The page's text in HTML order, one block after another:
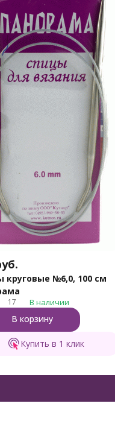
круговые №6,0, 100 см
17 В наличии
В корзину
Купить в 1 клик